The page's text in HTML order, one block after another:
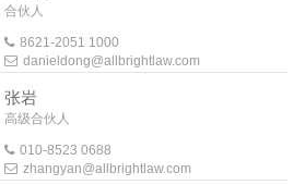
合伙人
8621-2051 1000
danieldong@allbrightlaw.com
张岩
高级合伙人
010-8523 0688
zhangyan@allbrightlaw.com